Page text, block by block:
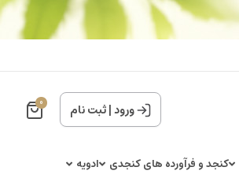
ورود|ثبت نام 0
کنجد و فرآورده های کنجدی
ادویه